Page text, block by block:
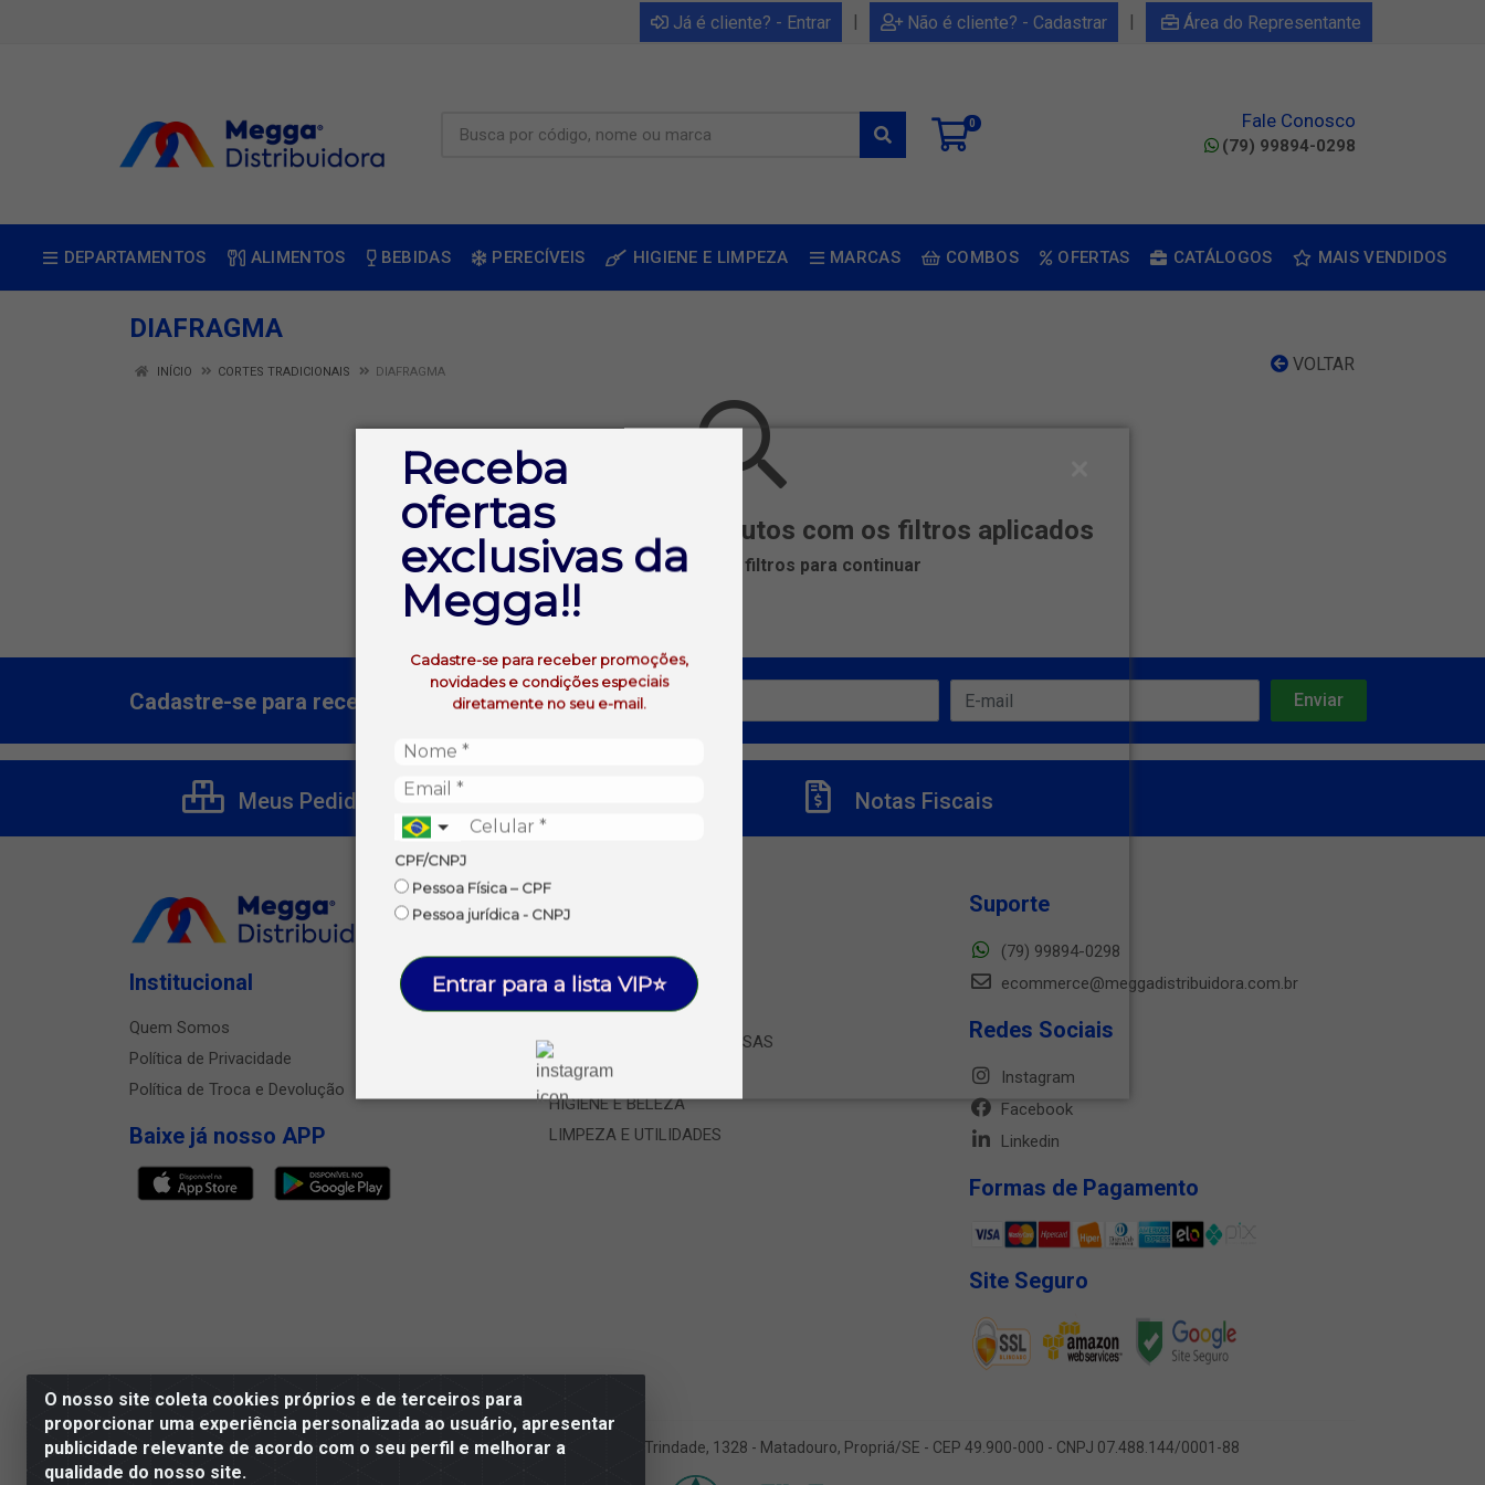
Receba
ofertas
exclusivas da
Megga!!
Cadastre-se para receber promoções,
novidades e condições especiais
diretamente no seu e-mail.
CPF/CNPJ
Pessoa Física – CPF
Pessoa jurídica - CNPJ
Entrar para a lista VIP⭐
Já é cliente? - Entrar | Não é cliente? - Cadastrar | Área do Representante
0 Fale Conosco
(79) 99894-0298
DEPARTAMENTOS ALIMENTOS BEBIDAS PERECÍVEIS HIGIENE E LIMPEZA MARCAS COMBOS OFERTAS CATÁLOGOS MAIS VENDIDOS
DIAFRAGMA
VOLTAR
INÍCIO CORTES TRADICIONAIS DIAFRAGMA
Não foram encontrados produtos com os filtros aplicados
Remova ou ajuste os filtros para continuar
O nosso site coleta cookies próprios e de terceiros para
proporcionar uma experiência personalizada ao usuário, apresentar
publicidade relevante de acordo com o seu perfil e melhorar a
qualidade do nosso site.
Cadastre-se para receber nossas ofertas!
Meus Pedidos Notas Fiscais
Institucional
Quem Somos
Política de Privacidade
Política de Troca e Devolução
Baixe já nosso APP
Departamentos
BEBIDAS
CARNES E PESCADOS
CONGELADOS E SOBREMESAS
FRIOS E LATICINIOS
HIGIENE E BELEZA
LIMPEZA E UTILIDADES
Suporte
(79) 99894-0298
ecommerce@meggadistribuidora.com.br
Redes Sociais
Instagram
Facebook
Linkedin
Formas de Pagamento
Site Seguro
Megga Distribuidora LTDA - Rua Deputado Jesse Ferreira Trindade, 1328 - Matadouro, Propriá/SE - CEP 49.900-000 - CNPJ 07.488.144/0001-88